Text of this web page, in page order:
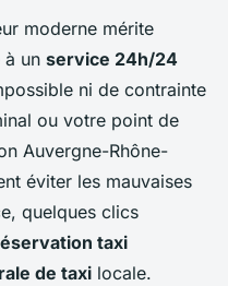
moderne mérite
un service 24h/24
ni de contrainte
ou votre point de
Auvergne-Rhône-
éviter les mauvaises
quelques clics
taxi
de taxi locale.